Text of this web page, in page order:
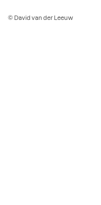
© David van der Leeuw